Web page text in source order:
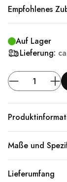
Empfohlenes
Auf Lager
Lieferung:
Maße und
Lieferumfang